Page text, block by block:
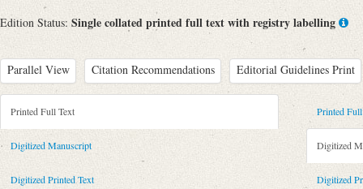
Edition Status: Single collated printed full text with registry labelling
Parallel View Citation Recommendations Editorial Guidelines Print
Metadata Concerning Header
Sender: August Wilhelm von Schlegel
Recipient: Helmina von Chézy
Place of Dispatch: Chaumont-sur-Loire
Printed Full Text
Digitized Manuscript
Digitized Printed Text
Printed
Digitized
Digitized